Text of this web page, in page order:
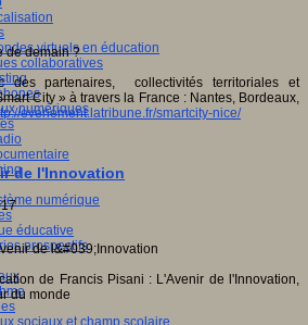
virtuels en éducation
collaboratives
numériques
numérique
éducative
prospectifs
sociaux et champ scolaire
des partenaires, collectivités territoriales et
City » à travers la France : Nantes, Bordeaux,
evenement.latribune.fr/smartcity-nice/
de l'Innovation
de Francis Pisani : L'Avenir de l'Innovation,
du monde